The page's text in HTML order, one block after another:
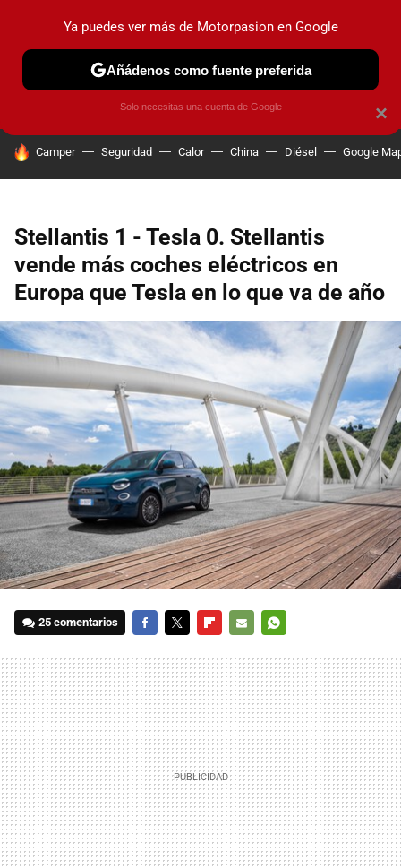
PRUEBAS COCHES ELÉCTRICOS OBSERVATORIO
HOY SE HABLA DE
Camper Seguridad Calor China Diésel Google
Stellantis 1 - Tesla 0. Stellantis
vende más coches eléctricos en
Europa que Tesla en lo que va de año
25 comentarios
MAIL
×
Ya puedes ver más de Motorpasion en Google
Añádenos como fuente preferida
Solo necesitas una cuenta de Google